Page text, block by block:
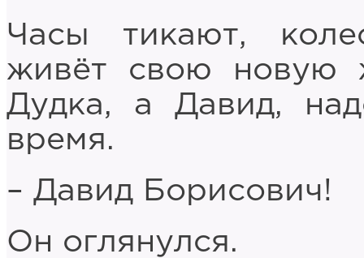
Часы тикают,
живёт свою новую
Дудка, а Давид,
время.
– Давид Борисович!
Он оглянулся.